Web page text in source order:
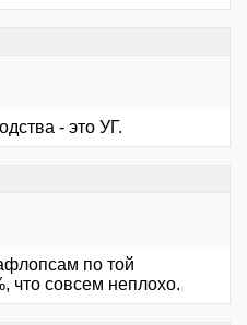
- это УГ.
по той
что совсем неплохо.